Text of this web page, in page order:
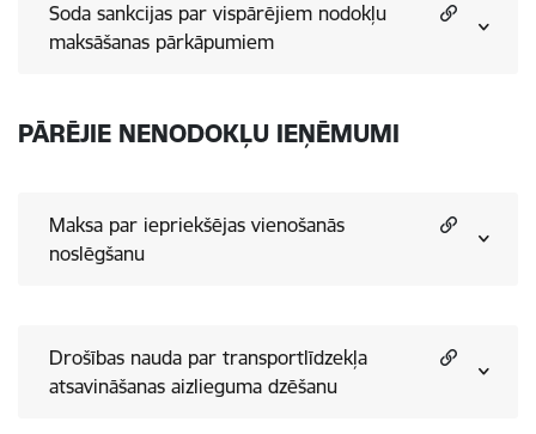
Soda sankcijas par vispārējiem nodokļu
maksāšanas pārkāpumiem
PĀRĒJIE NENODOKĻU IEŅĒMUMI
Maksa par iepriekšējas vienošanās
noslēgšanu
Drošības nauda par transportlīdzekļa
atsavināšanas aizlieguma dzēšanu